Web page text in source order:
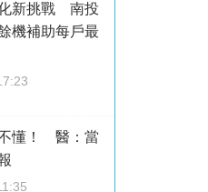
新挑戰 南投
機補助每戶最
懂！ 醫：當